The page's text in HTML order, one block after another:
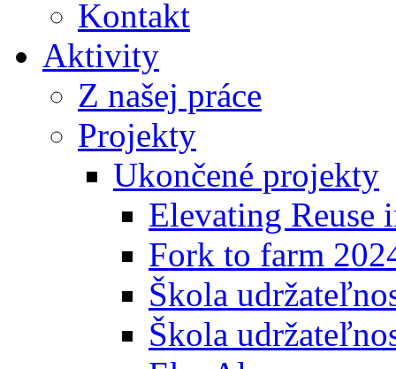
Kontakt
Aktivity
Z našej práce
Projekty
Ukončené projekty
Elevating Reuse
Fork to farm
Škola
Škola